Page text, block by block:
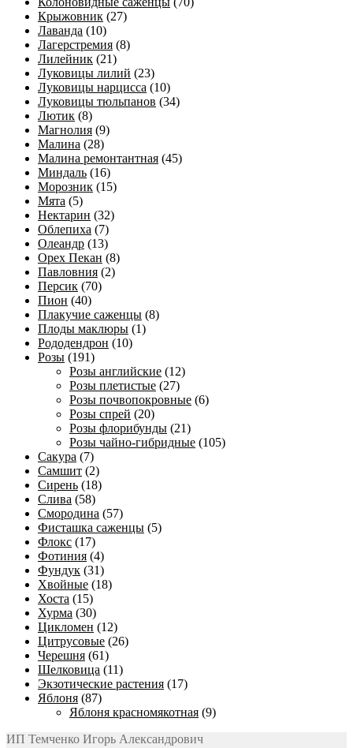
Крыжовник (27)
Лаванда (10)
Лагерстремия (8)
Лилейник (21)
Луковицы лилий (23)
Луковицы нарцисса (10)
Луковицы тюльпанов (34)
Лютик (8)
Магнолия (9)
Малина (28)
Малина ремонтантная (45)
Миндаль (16)
Морозник (15)
Мята (5)
Нектарин (32)
Облепиха (7)
Олеандр (13)
Орех Пекан (8)
Павловния (2)
Персик (70)
Пион (40)
Плакучие саженцы (8)
Плоды маклюры (1)
Рододендрон (10)
Розы (191)
Розы английские (12)
Розы плетистые (27)
Розы почвопокровные (6)
Розы спрей (20)
Розы флорибунды (21)
Розы чайно-гибридные (105)
Сакура (7)
Самшит (2)
Сирень (18)
Слива (58)
Смородина (57)
Фисташка саженцы (5)
Флокс (17)
Фотиния (4)
Фундук (31)
Хвойные (18)
Хоста (15)
Хурма (30)
Цикломен (12)
Цитрусовые (26)
Черешня (61)
Шелковица (11)
Экзотические растения (17)
Яблоня (87)
Яблоня красномякотная (9)
ИП Темченко Игорь Александрович